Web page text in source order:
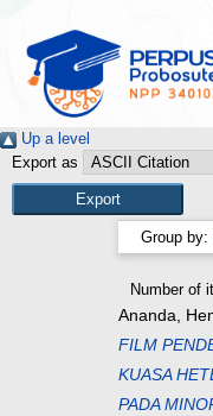
Up a level
Export as
Group by:
Number of
Ananda,
FILM
KUASA
PADA